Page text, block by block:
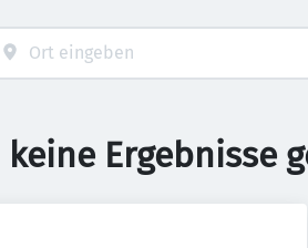
Ergebnisse